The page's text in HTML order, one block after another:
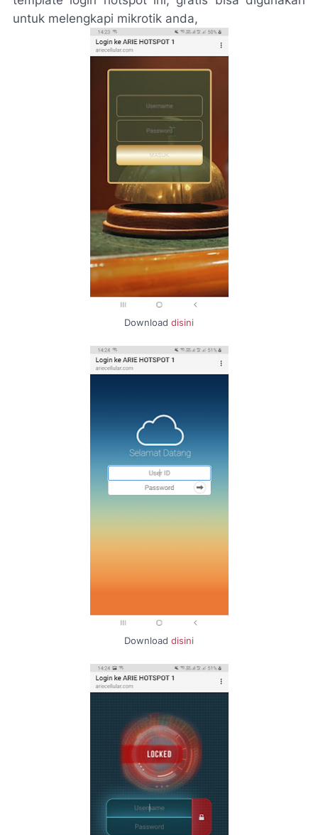
untuk melengkapi mikrotik anda,
Download disini
Download disini